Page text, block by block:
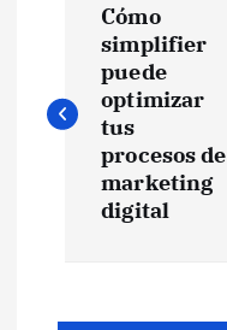
v
Cómo
simplifier
puede
optimizar
tus
procesos de
marketing
digital